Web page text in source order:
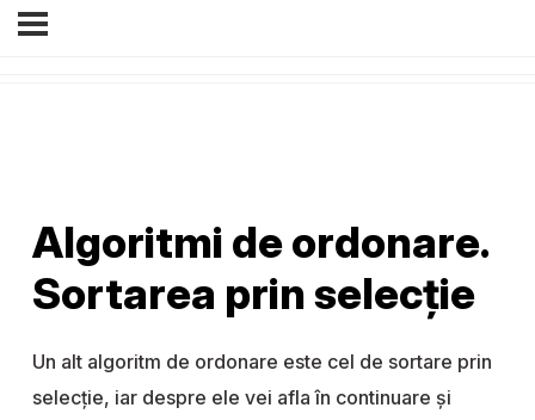
Algoritmi de ordonare.
Sortarea prin selecție
Un alt algoritm de ordonare este cel de sortare prin
selecție, iar despre ele vei afla în continuare și